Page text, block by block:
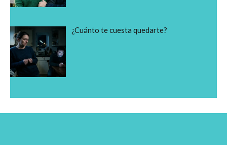
¿Cuánto te cuesta quedarte?